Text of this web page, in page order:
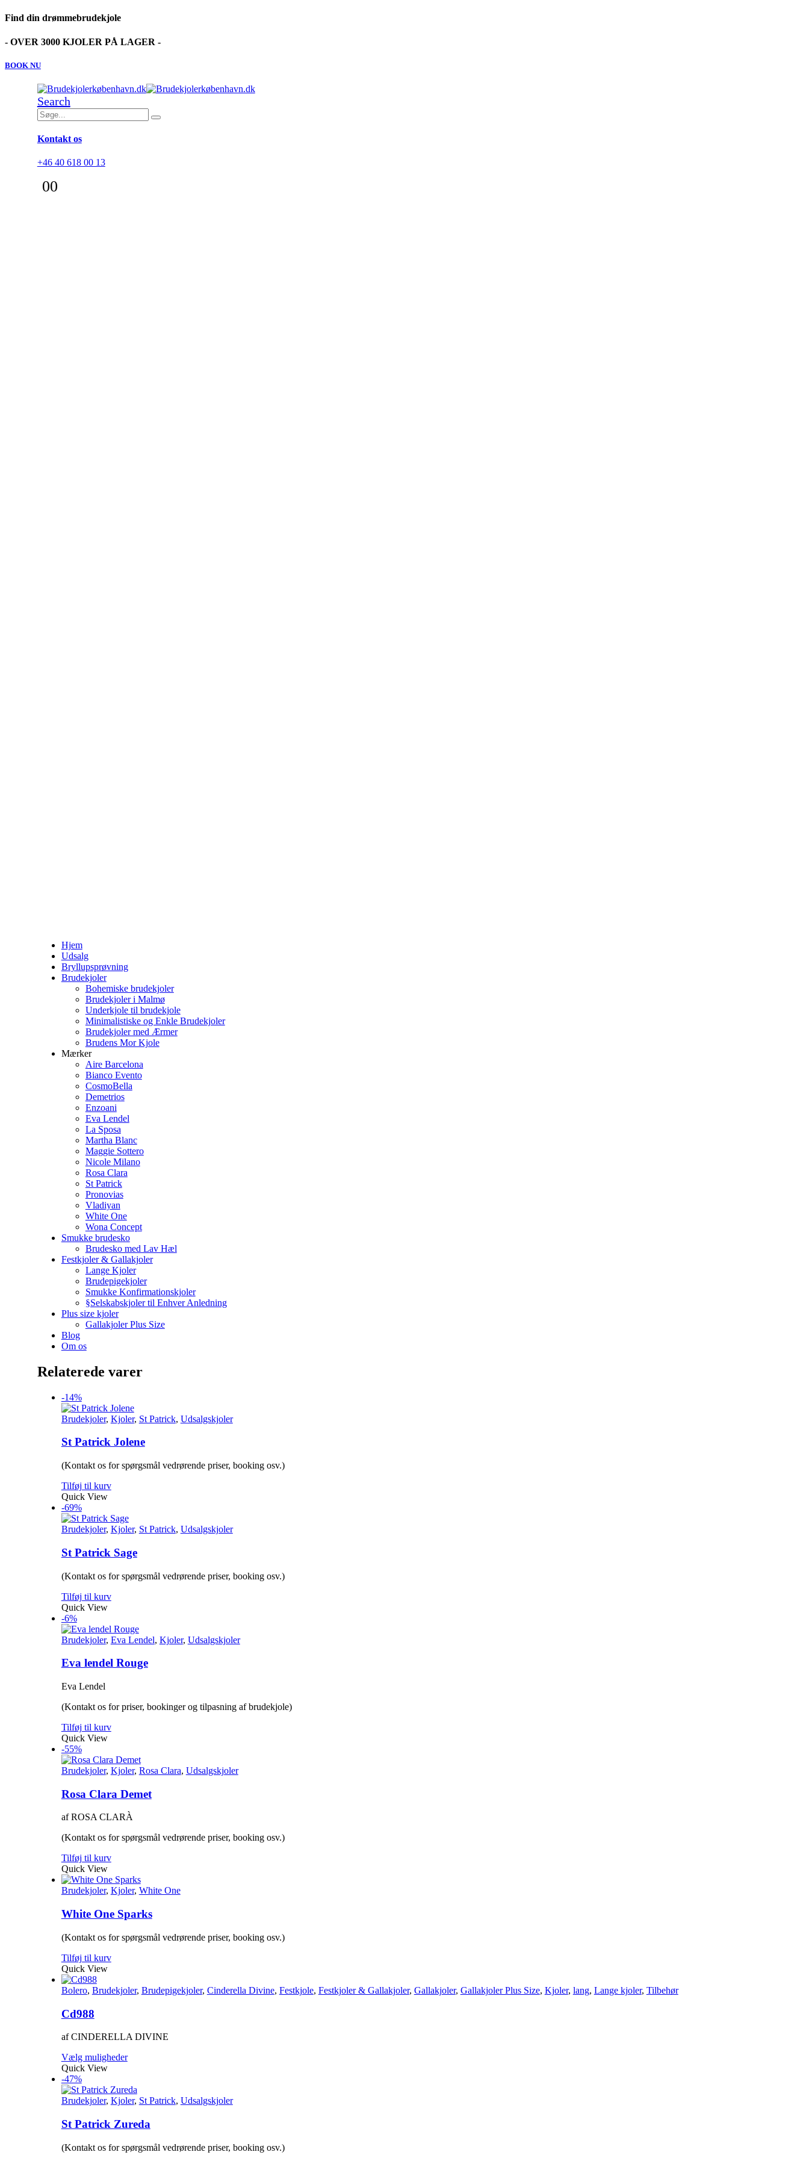
Find din drømmebrudekjole
- OVER 3000 KJOLER PÅ LAGER -
BOOK NU
Search
Kontakt os
+46 40 618 00 13
00
Hjem
Udsalg
Bryllupsprøvning
Brudekjoler
Bohemiske brudekjoler
Brudekjoler i Malmø
Underkjole til brudekjole
Minimalistiske og Enkle Brudekjoler
Brudekjoler med Ærmer
Brudens Mor Kjole
Mærker
Aire Barcelona
Bianco Evento
CosmoBella
Demetrios
Enzoani
Eva Lendel
La Sposa
Martha Blanc
Maggie Sottero
Nicole Milano
Rosa Clara
St Patrick
Pronovias
Vladiyan
White One
Wona Concept
Smukke brudesko
Brudesko med Lav Hæl
Festkjoler & Gallakjoler
Lange Kjoler
Brudepigekjoler
Smukke Konfirmationskjoler
§Selskabskjoler til Enhver Anledning
Plus size kjoler
Gallakjoler Plus Size
Blog
Om os
Relaterede varer
-14%
Brudekjoler, Kjoler, St Patrick, Udsalgskjoler
St Patrick Jolene
(Kontakt os for spørgsmål vedrørende priser, booking osv.)
Tilføj til kurv
Quick View
-69%
Brudekjoler, Kjoler, St Patrick, Udsalgskjoler
St Patrick Sage
(Kontakt os for spørgsmål vedrørende priser, booking osv.)
Tilføj til kurv
Quick View
-6%
Brudekjoler, Eva Lendel, Kjoler, Udsalgskjoler
Eva lendel Rouge
Eva Lendel
(Kontakt os for priser, bookinger og tilpasning af brudekjole)
Tilføj til kurv
Quick View
-55%
Brudekjoler, Kjoler, Rosa Clara, Udsalgskjoler
Rosa Clara Demet
af ROSA CLARÀ
(Kontakt os for spørgsmål vedrørende priser, booking osv.)
Tilføj til kurv
Quick View
Brudekjoler, Kjoler, White One
White One Sparks
(Kontakt os for spørgsmål vedrørende priser, booking osv.)
Tilføj til kurv
Quick View
Bolero, Brudekjoler, Brudepigekjoler, Cinderella Divine, Festkjole, Festkjoler & Gallakjoler, Gallakjoler, Gallakjoler Plus Size, Kjoler, lang, Lange kjoler, Tilbehør
Cd988
af CINDERELLA DIVINE
Vælg mulighederDette
flere
varianter.
kan
vælges
på
varesiden
Quick View
-47%
Brudekjoler, Kjoler, St Patrick, Udsalgskjoler
St Patrick Zureda
(Kontakt os for spørgsmål vedrørende priser, booking osv.)